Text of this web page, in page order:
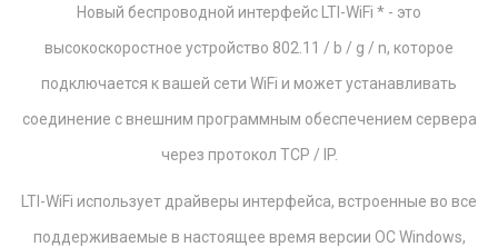
Новый беспроводной интерфейс LTI-WiFi * - это
высокоскоростное устройство 802.11 / b / g / n, которое
подключается к вашей сети WiFi и может устанавливать
соединение с внешним программным обеспечением сервера
через протокол TCP / IP.
LTI-WiFi использует драйверы интерфейса, встроенные во все
поддерживаемые в настоящее время версии ОС Windows,